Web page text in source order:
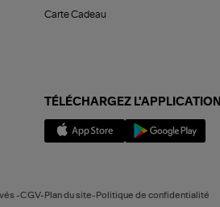
Carte Cadeau
TÉLÉCHARGEZ L'APPLICATION
-CGV-Plan du site-Politique de confidentialité